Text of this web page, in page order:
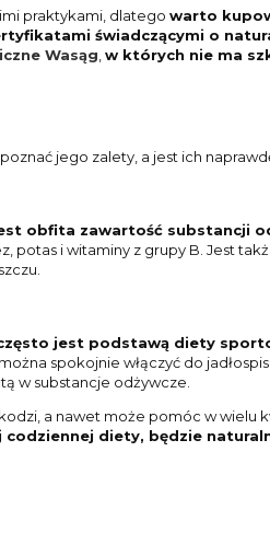
praktykami, dlatego warto
świadczącymi o
Wasąg,w których nie ma
jego zalety, a jest ich
obfita zawartość substancji
potas i witaminy z grupy B. Jest
jest podstawą diety
spokojnie włączyć do
w substancje odżywcze.
a nawet może pomóc w wielu
diety, będzie